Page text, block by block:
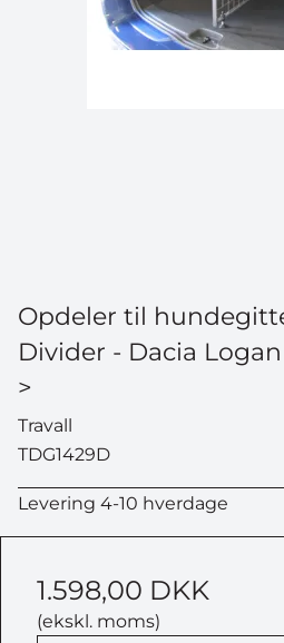
Opdeler til
Divider - Dacia
>
Travall
TDG1429D
Levering 4-10 hverdage
1.598,00 DKK
(ekskl. moms)